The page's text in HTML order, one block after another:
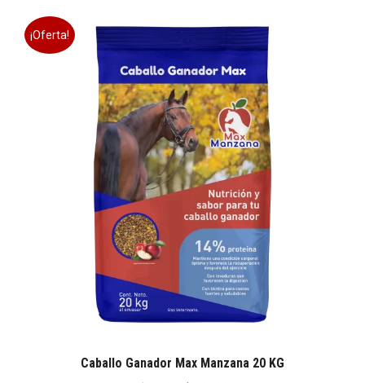
¡Oferta!
Caballo Ganador Max Manzana 20 KG